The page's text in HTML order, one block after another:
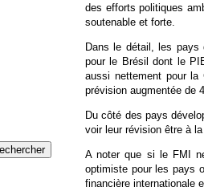
des efforts politiques
soutenable et forte.
Dans le détail, les pays
pour le Brésil dont le
aussi nettement pour
prévision augmentée de
Du côté des pays
voir leur révision être à
A noter que si le FMI
optimiste pour les pays
financière internationale